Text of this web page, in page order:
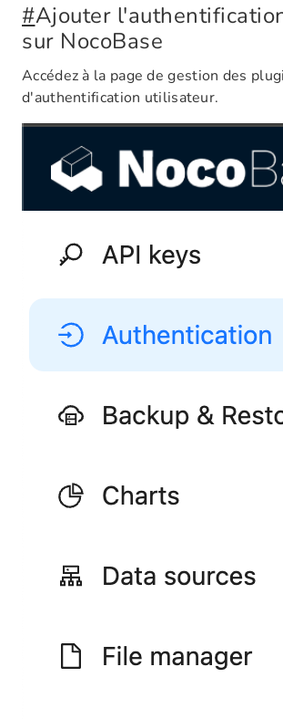
#Ajouter
sur NocoBase
Accédez à la page de gestion des
d'authentification utilisateur.